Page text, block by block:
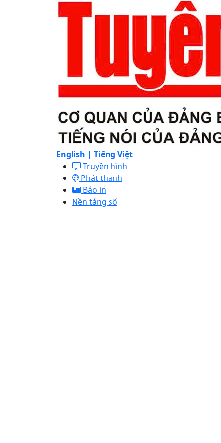
English | Tiếng Việt
Truyền hình
Phát thanh
Báo in
Nền tảng số